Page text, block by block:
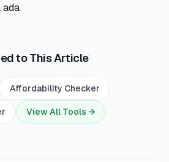
ada
to This Article
Affordability Checker
View All Tools →